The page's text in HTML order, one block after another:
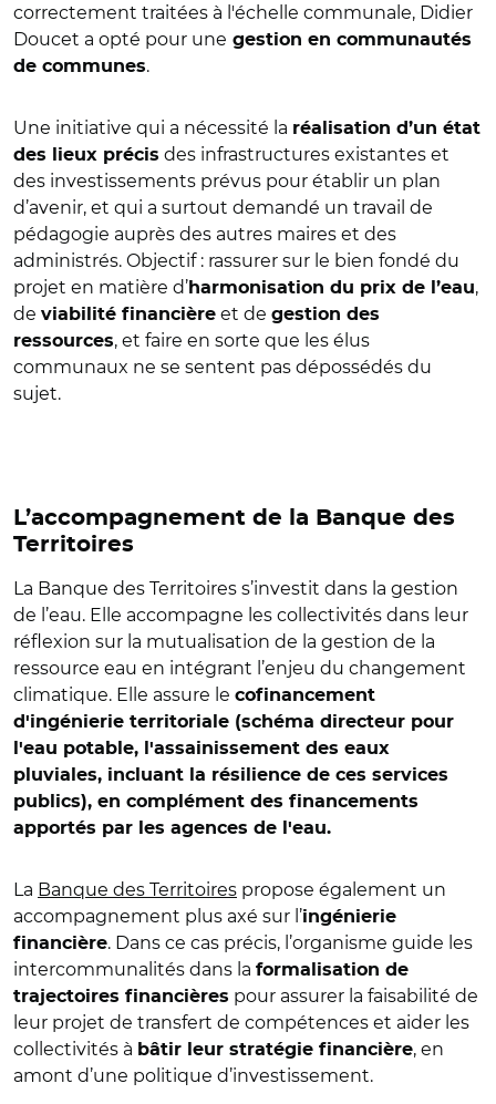
correctement traitées à l'échelle communale, Didier
Doucet a opté pour une gestion en communautés
de communes.
Une initiative qui a nécessité la réalisation d’un état
des lieux précis des infrastructures existantes et
des investissements prévus pour établir un plan
d’avenir, et qui a surtout demandé un travail de
pédagogie auprès des autres maires et des
administrés. Objectif : rassurer sur le bien fondé du
projet en matière d’harmonisation du prix de l’eau,
de viabilité financière et de gestion des
ressources, et faire en sorte que les élus
communaux ne se sentent pas dépossédés du
sujet.
L’accompagnement de la Banque des
Territoires
La Banque des Territoires s’investit dans la gestion
de l’eau. Elle accompagne les collectivités dans leur
réflexion sur la mutualisation de la gestion de la
ressource eau en intégrant l’enjeu du changement
climatique. Elle assure le cofinancement
d'ingénierie territoriale (schéma directeur pour
l'eau potable, l'assainissement des eaux
pluviales, incluant la résilience de ces services
publics), en complément des financements
apportés par les agences de l'eau.
La Banque des Territoires propose également un
accompagnement plus axé sur l’ingénierie
financière. Dans ce cas précis, l’organisme guide les
intercommunalités dans la formalisation de
trajectoires financières pour assurer la faisabilité de
leur projet de transfert de compétences et aider les
collectivités à bâtir leur stratégie financière, en
amont d’une politique d’investissement.